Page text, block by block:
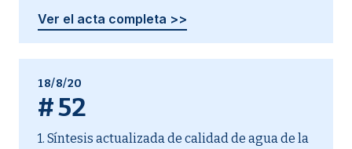
Ver el acta completa >>
18/8/20
#52
1. Síntesis actualizada de calidad de agua de la